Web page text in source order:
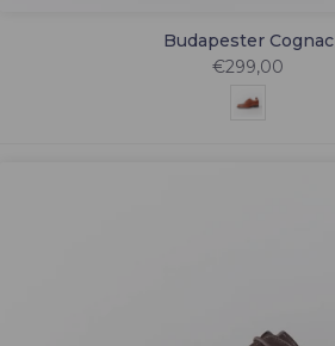
Budapester Cognac
€299,00